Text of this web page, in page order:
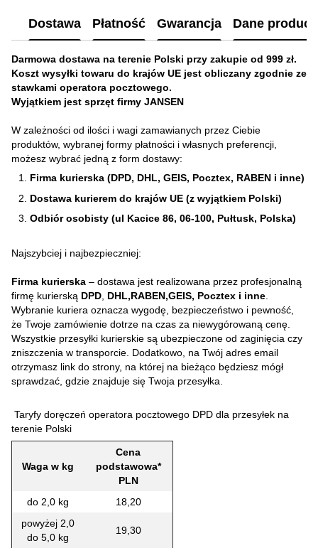
Dostawa Płatność Gwarancja Dane
Darmowa dostawa na terenie Polski przy zakupie od 999 zł.
Koszt wysyłki towaru do krajów UE jest obliczany zgodnie ze
stawkami operatora pocztowego.
Wyjątkiem jest sprzęt firmy JANSEN
W zależności od ilości i wagi zamawianych przez Ciebie
produktów, wybranej formy płatności i własnych preferencji,
możesz wybrać jedną z form dostawy:
Firma kurierska (DPD, DHL, GEIS, Pocztex, RABEN i inne)
Dostawa kurierem do krajów UE (z wyjątkiem Polski)
Odbiór osobisty (ul Kacice 86, 06-100, Pułtusk, Polska)
Najszybciej i najbezpieczniej:
Firma kurierska – dostawa jest realizowana przez profesjonalną
firmę kurierską DPD DHL,RABEN,GEIS, Pocztex i inne
Wybranie kuriera oznacza wygodę, bezpieczeństwo i pewność,
że Twoje zamówienie dotrze na czas za niewygórowaną cenę.
Wszystkie przesyłki kurierskie są ubezpieczone od zaginięcia czy
zniszczenia w transporcie. Dodatkowo, na Twój adres email
otrzymasz link do strony, na której na bieżąco będziesz mógł
sprawdzać, gdzie znajduje się Twoja przesyłka.
Taryfy doręczeń operatora pocztowego DPD dla przesyłek na
terenie Polski
Waga w kg
Cena
podstawowa*
PLN
do 2,0 kg
18,20
powyżej 2,0
do 5,0 kg
19,30